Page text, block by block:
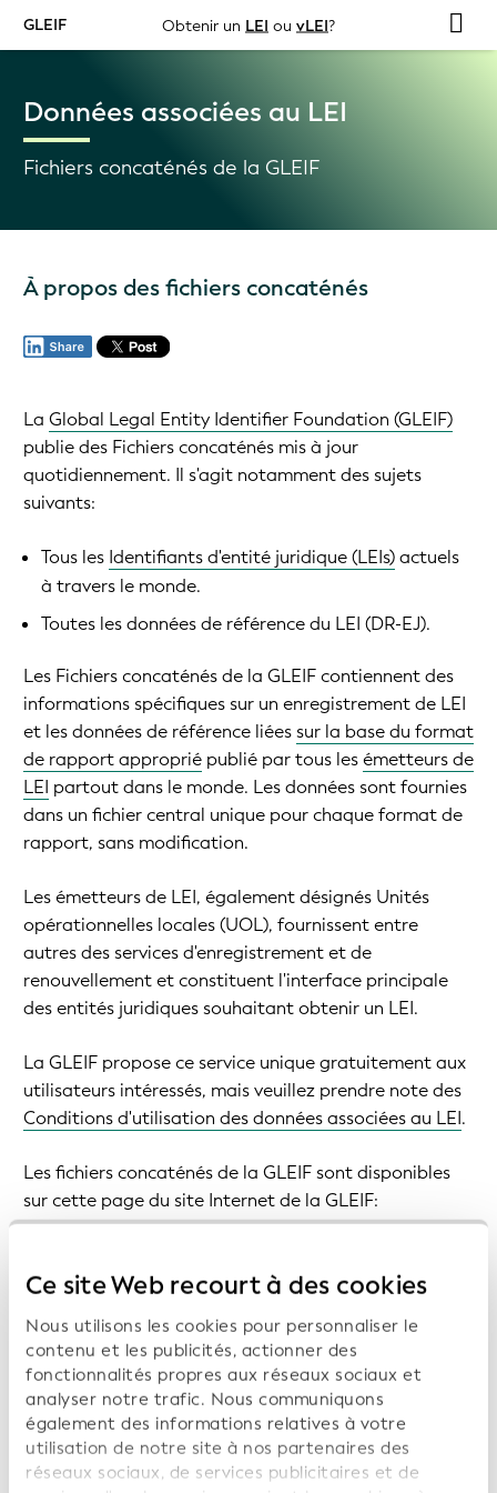
Ce site Web recourt à des cookies
Nous utilisons les cookies pour personnaliser le
contenu et les publicités, actionner des
fonctionnalités propres aux réseaux sociaux et
analyser notre trafic. Nous communiquons
également des informations relatives à votre
utilisation de notre site à nos partenaires des
réseaux sociaux, de services publicitaires et de
GLEIF Obtenir un LEI ou vLEI?
Données associées au LEI
Fichiers concaténés de la GLEIF
À propos des fichiers concaténés
La Global Legal Entity Identifier Foundation (GLEIF)
publie des Fichiers concaténés mis à jour
quotidiennement. Il s'agit notamment des sujets
suivants:
Tous les Identifiants d'entité juridique (LEIs)actuels
à travers le monde.
Toutes les données de référence du LEI (DR-EJ).
Les Fichiers concaténés de la GLEIF contiennent des
informations spécifiques sur un enregistrement de LEI
et les données de référence liéessur la base du format
de rapport approprié publié par tous lesémetteurs de
LEI partout dans le monde. Les données sont fournies
dans un fichier central unique pour chaque format de
rapport, sans modification.
Les émetteurs de LEI, également désignés Unités
opérationnelles locales (UOL), fournissent entre
autres des services d'enregistrement et de
renouvellement et constituent l'interface principale
des entités juridiques souhaitant obtenir un LEI.
La GLEIF propose ce service unique gratuitement aux
utilisateurs intéressés, mais veuillez prendre note des
Conditions d'utilisation des données associées au LEI.
Les fichiers concaténés de la GLEIF sont disponibles
sur cette page du site Internet de la GLEIF:
Téléchargement des fichiers concaténés.
Tous les fichiers sont fournis sous forme de données
Pour obtenir des informations complètes et détaillées
sur les Fichiers concaténés, y compris comment
télécharger, utiliser et interpréter les fichiers, veuillez
lire le document intitulé 'Spécifications et manuel
d'utilisation des Fichiers concaténés de la GLEIF'